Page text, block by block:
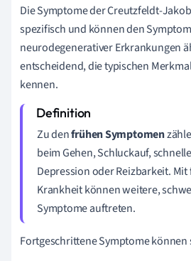
Die Symptome der Creutzfeldt-
spezifisch und können den
neurodegenerativer Erkrankungen
entscheidend, die typischen
kennen.
Zu denfrühen Symptomen
beim Gehen, Schluckauf,
Depression oder Reizbarkeit.
Krankheit können weitere,
Symptome auftreten.
Fortgeschrittene Symptome können